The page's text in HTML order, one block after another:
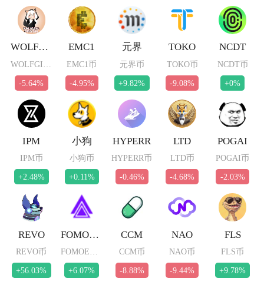
WOLFGIRL
-5.64%
EMC1
EMC1币
-4.95%
元界
元界币
+9.82%
TOKO
TOKO币
-9.08%
NCDT
NCDT币
+0%
IPM
IPM币
+2.48%
小狗
小狗币
+0.11%
HYPERR
HYPERR币
-0.46%
LTD
LTD币
-4.68%
POGAI
POGAI币
-2.03%
REVO
REVO币
+56.03%
FOMOETH
FOMOETH币
+6.07%
CCM
CCM币
-8.88%
NAO
NAO币
-9.44%
FLS
FLS币
+9.78%